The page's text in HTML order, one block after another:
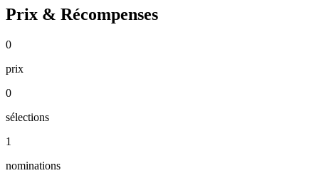
Prix & Récompenses
0
prix
0
sélections
1
nominations